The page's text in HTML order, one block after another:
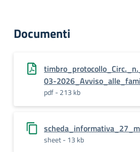
Documenti
03-
pdf - 213 kb
sheet - 13 kb